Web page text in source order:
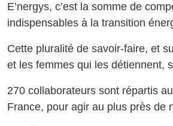
E’nergys, c’est la somme de
indispensables à la transition
Cette pluralité de savoir-faire, et
et les femmes qui les détiennent,
270 collaborateurs sont répartis
France, pour agir au plus près de